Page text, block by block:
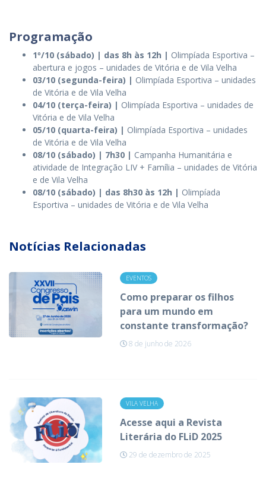
Programação
1º/10 (sábado) | das 8h às 12h | Olimpíada Esportiva –
abertura e jogos – unidades de Vitória e de Vila Velha
03/10 (segunda-feira) | Olimpíada Esportiva – unidades
de Vitória e de Vila Velha
04/10 (terça-feira) | Olimpíada Esportiva – unidades de
Vitória e de Vila Velha
05/10 (quarta-feira) | Olimpíada Esportiva – unidades
de Vitória e de Vila Velha
08/10 (sábado) | 7h30 | Campanha Humanitária e
atividade de Integração LIV + Família – unidades de Vitória
e de Vila Velha
08/10 (sábado) | das 8h30 às 12h | Olimpíada
Esportiva – unidades de Vitória e de Vila Velha
Notícias Relacionadas
EVENTOS
Como preparar os filhos
para um mundo em
constante transformação?
8 de junho de 2026
VILA VELHA
Acesse aqui a Revista
Literária do FLiD 2025
29 de dezembro de 2025